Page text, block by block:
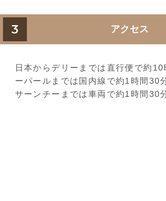
3 アクセス
日本からデリーまでは直行便で約
ーパールまでは国内線で約1時間30
サーンチーまでは車両で約1時間30